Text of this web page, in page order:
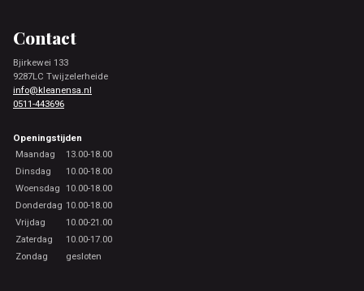
Contact
Bjirkewei 133
9287LC Twijzelerheide
info@kleanensa.nl
0511-443696
Openingstijden
Maandag
13.00-18.00
Dinsdag
10.00-18.00
Woensdag 10.00-18.00
Donderdag 10.00-18.00
Vrijdag
10.00-21.00
Zaterdag
10.00-17.00
Zondag
gesloten